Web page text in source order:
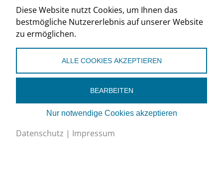
de fr it
Schweizerischer Verband für Kältetechnik SVK
Diese Website nutzt Cookies, um Ihnen das
bestmögliche Nutzererlebnis auf unserer Website
zu ermöglichen.
ALLE COOKIES AKZEPTIEREN
BEARBEITEN
Nur notwendige Cookies akzeptieren
Datenschutz | Impressum